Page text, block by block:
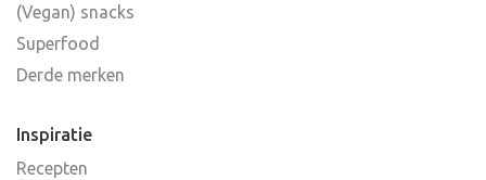
(Vegan) snacks
Superfood
Derde merken
Inspiratie
Recepten